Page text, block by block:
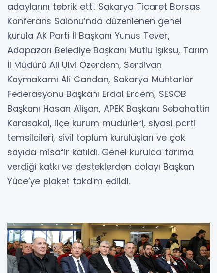
adaylarını tebrik etti. Sakarya Ticaret Borsası
Konferans Salonu’nda düzenlenen genel
kurula AK Parti İl Başkanı Yunus Tever,
Adapazarı Belediye Başkanı Mutlu Işıksu, Tarım
İl Müdürü Ali Ulvi Özerdem, Serdivan
Kaymakamı Ali Candan, Sakarya Muhtarlar
Federasyonu Başkanı Erdal Erdem, SESOB
Başkanı Hasan Alişan, APEK Başkanı Sebahattin
Karasakal, ilçe kurum müdürleri, siyasi parti
temsilcileri, sivil toplum kuruluşları ve çok
sayıda misafir katıldı. Genel kurulda tarıma
verdiği katkı ve desteklerden dolayı Başkan
Yüce’ye plaket takdim edildi.